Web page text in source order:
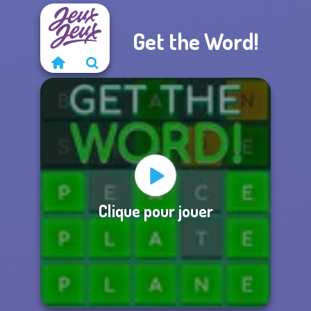
Get the Word!
Clique pour jouer